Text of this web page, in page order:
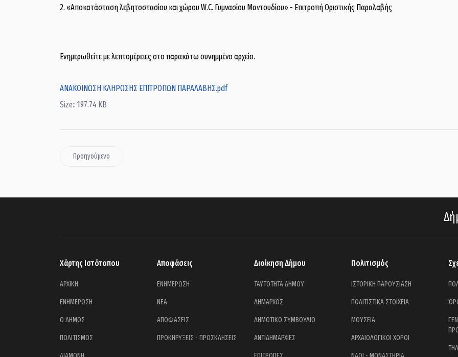
2. «Αποκατάσταση λεβητοστασίου και χώρου W.C. Γυμνασίου Μαντουδίου» - Επιτροπή Οριστικής Παραλαβής
Ενημερωθείτε με λεπτομέρειες στο παρακάτω συνημμένο αρχείο.
ΑΝΑΚΟΙΝΩΣΗ ΚΛΗΡΩΣΗΣ ΕΠΙΤΡΟΠΩΝ ΠΑΡΑΛΑΒΗΣ.pdf
Size:: 197.74 KB
Προηγούμενο
Χάρτης Ιστότοπου
ΑΡΧΙΚΗ
ΕΝΗΜΕΡΩΣΗ
Ο ΔΗΜΟΣ
ΠΟΛΙΤΙΣΜΟΣ
Αποφάσεις
ΕΝΗΜΕΡΩΣΗ
ΝΕΑ
ΑΠΟΦΑΣΕΙΣ
ΠΡΟΚΗΡΥΞΕΙΣ - ΠΡΟΣΚΛΗΣΕΙΣ
Διοίκηση Δήμου
ΤΑΥΤΟΤΗΤΑ ΔΗΜΟΥ
ΔΗΜΑΡΧΟΣ
ΔΗΜΟΤΙΚΟ ΣΥΜΒΟΥΛΙΟ
ΑΝΤΙΔΗΜΑΡΧΙΕΣ
Πολιτισμός
ΙΣΤΟΡΙΚΗ ΠΑΡΟΥΣΙΑΣΗ
ΠΟΛΙΤΙΣΤΙΚΑ ΣΤΟΙΧΕΙΑ
ΜΟΥΣΕΙΑ
ΑΡΧΑΙΟΛΟΓΙΚΟΙ ΧΩΡΟΙ